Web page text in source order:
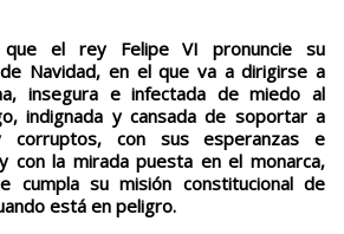
que el rey Felipe VI pronuncie su
Navidad, en el que va a dirigirse a
insegura e infectada de miedo al
indignada y cansada de soportar a
corruptos, con sus esperanzas e
con la mirada puesta en el monarca,
cumpla su misión constitucional de
está en peligro.